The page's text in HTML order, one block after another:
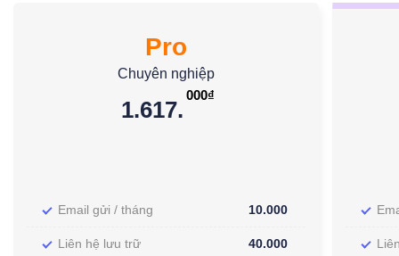
Pro
Chuyên nghiệp
1.617.
000₫
Email gửi / tháng 10.000
Liên hệ lưu trữ 40.000